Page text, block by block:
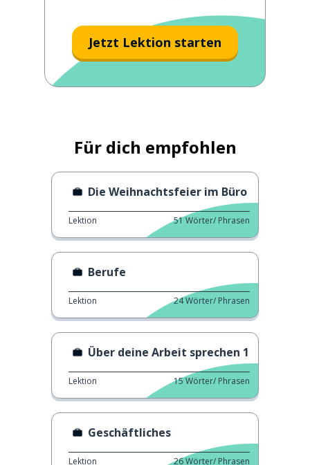
Jetzt Lektion starten
Für dich empfohlen
Die Weihnachtsfeier im Büro
Lektion 51Wörter/ Phrasen
Berufe
Lektion 24Wörter/ Phrasen
Über deine Arbeit sprechen 1
Lektion 15Wörter/ Phrasen
Geschäftliches
Lektion 26Wörter/ Phrasen